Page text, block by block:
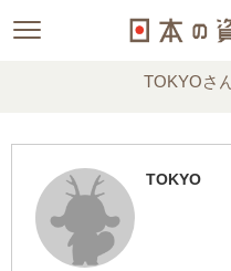
TOKYOさ
TOKYO